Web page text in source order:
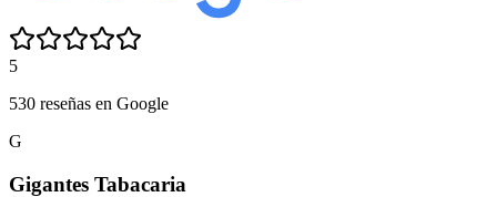
5
530 reseñas en Google
G
Gigantes Tabacaria